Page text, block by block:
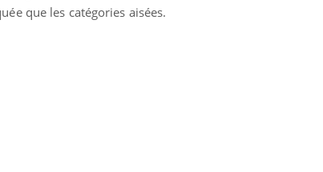
que les catégories aisées.